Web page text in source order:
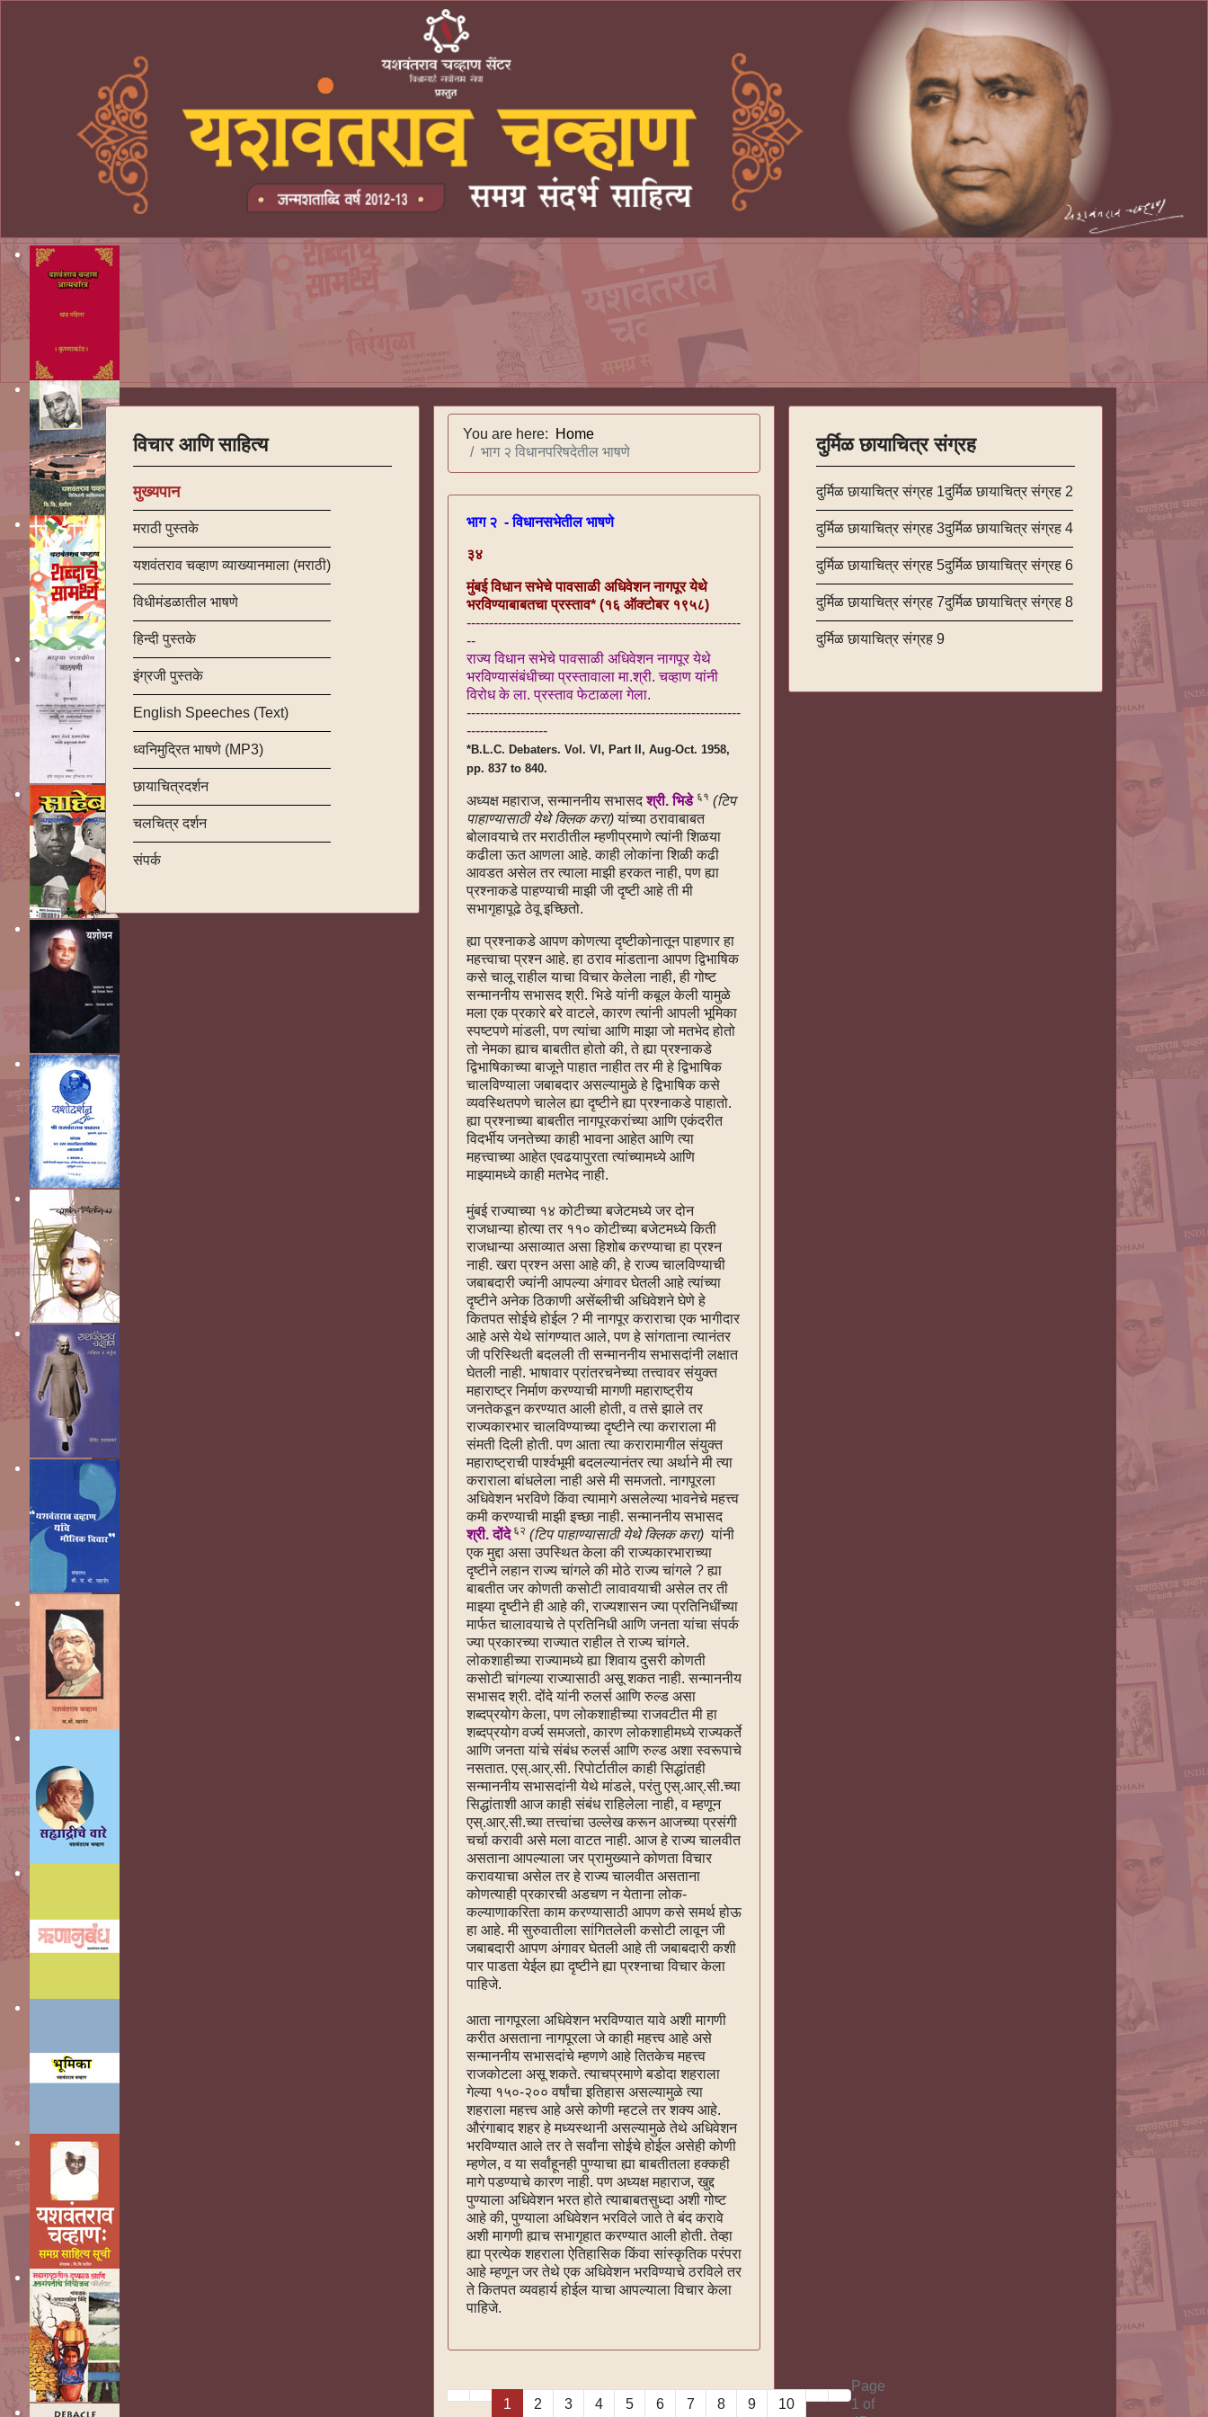
विचार आणि साहित्य
मुख्यपान
मराठी पुस्तके
यशवंतराव चव्हाण व्याख्यानमाला (मराठी)
विधीमंडळातील भाषणे
हिन्दी पुस्तके
इंग्रजी पुस्तके
English Speeches (Text)
ध्वनिमुद्रित भाषणे (MP3)
छायाचित्रदर्शन
चलचित्र दर्शन
संपर्क
You are here:
Home
भाग २ विधानपरिषदेतील भाषणे
भाग २ - विधानसभेतील भाषणे
३४
मुंबई विधान सभेचे पावसाळी अधिवेशन नागपूर येथे
भरविण्याबाबतचा प्रस्ताव* (१६ ऑक्टोबर १९५८)
-------------------------------------------------------------
--
राज्य विधान सभेचे पावसाळी अधिवेशन नागपूर येथे
भरविण्यासंबंधीच्या प्रस्तावाला मा.श्री. चव्हाण यांनी
विरोध के ला. प्रस्ताव फेटाळला गेला.
-------------------------------------------------------------
------------------
*B.L.C. Debaters. Vol. VI, Part II, Aug-Oct. 1958,
pp. 837 to 840.
अध्यक्ष महाराज, सन्माननीय सभासदश्री. भिडे ६१ (टिप
पाहाण्यासाठी येथे क्लिक करा)यांच्या ठरावाबाबत
बोलावयाचे तर मराठीतील म्हणीप्रमाणे त्यांनी शिळया
कढीला ऊत आणला आहे. काही लोकांना शिळी कढी
आवडत असेल तर त्याला माझी हरकत नाही, पण ह्या
प्रश्नाकडे पाहण्याची माझी जी दृष्टी आहे ती मी
सभागृहापूढे ठेवू इच्छितो.
ह्या प्रश्नाकडे आपण कोणत्या दृष्टीकोनातून पाहणार हा
महत्त्वाचा प्रश्न आहे. हा ठराव मांडताना आपण द्विभाषिक
कसे चालू राहील याचा विचार केलेला नाही, ही गोष्ट
सन्माननीय सभासद श्री. भिडे यांनी कबूल केली यामुळे
मला एक प्रकारे बरे वाटले, कारण त्यांनी आपली भूमिका
स्पष्टपणे मांडली, पण त्यांचा आणि माझा जो मतभेद होतो
तो नेमका ह्याच बाबतीत होतो की, ते ह्या प्रश्नाकडे
द्विभाषिकाच्या बाजूने पाहात नाहीत तर मी हे द्विभाषिक
चालविण्याला जबाबदार असल्यामुळे हे द्विभाषिक कसे
व्यवस्थितपणे चालेल ह्या दृष्टीने ह्या प्रश्नाकडे पाहातो.
ह्या प्रश्नाच्या बाबतीत नागपूरकरांच्या आणि एकंदरीत
विदर्भीय जनतेच्या काही भावना आहेत आणि त्या
महत्त्वाच्या आहेत एवढयापुरता त्यांच्यामध्ये आणि
माझ्यामध्ये काही मतभेद नाही.
मुंबई राज्याच्या १४ कोटीच्या बजेटमध्ये जर दोन
राजधान्या होत्या तर ११० कोटीच्या बजेटमध्ये किती
राजधान्या असाव्यात असा हिशोब करण्याचा हा प्रश्न
नाही. खरा प्रश्न असा आहे की, हे राज्य चालविण्याची
जबाबदारी ज्यांनी आपल्या अंगावर घेतली आहे त्यांच्या
दृष्टीने अनेक ठिकाणी असेंब्लीची अधिवेशने घेणे हे
कितपत सोईचे होईल ? मी नागपूर कराराचा एक भागीदार
आहे असे येथे सांगण्यात आले, पण हे सांगताना त्यानंतर
जी परिस्थिती बदलली ती सन्माननीय सभासदांनी लक्षात
घेतली नाही. भाषावार प्रांतरचनेच्या तत्त्वावर संयुक्त
महाराष्ट्र निर्माण करण्याची मागणी महाराष्ट्रीय
जनतेकडून करण्यात आली होती, व तसे झाले तर
राज्यकारभार चालविण्याच्या दृष्टीने त्या कराराला मी
संमती दिली होती. पण आता त्या करारामागील संयुक्त
महाराष्ट्राची पार्श्वभूमी बदलल्यानंतर त्या अर्थाने मी त्या
कराराला बांधलेला नाही असे मी समजतो. नागपूरला
अधिवेशन भरविणे किंवा त्यामागे असलेल्या भावनेचे महत्त्व
कमी करण्याची माझी इच्छा नाही. सन्माननीय सभासद
श्री. दोंदे६२ (टिप पाहाण्यासाठी येथे क्लिक करा) यांनी
एक मुद्दा असा उपस्थित केला की राज्यकारभाराच्या
दृष्टीने लहान राज्य चांगले की मोठे राज्य चांगले ? ह्या
बाबतीत जर कोणती कसोटी लावावयाची असेल तर ती
माझ्या दृष्टीने ही आहे की, राज्यशासन ज्या प्रतिनिधींच्या
मार्फत चालावयाचे ते प्रतिनिधी आणि जनता यांचा संपर्क
ज्या प्रकारच्या राज्यात राहील ते राज्य चांगले.
लोकशाहीच्या राज्यामध्ये ह्या शिवाय दुसरी कोणती
कसोटी चांगल्या राज्यासाठी असू शकत नाही. सन्माननीय
सभासद श्री. दोंदे यांनी रुलर्स आणि रुल्ड असा
शब्दप्रयोग केला, पण लोकशाहीच्या राजवटीत मी हा
शब्दप्रयोग वर्ज्य समजतो, कारण लोकशाहीमध्ये राज्यकर्ते
आणि जनता यांचे संबंध रुलर्स आणि रुल्ड अशा स्वरूपाचे
नसतात. एस्.आर्.सी. रिपोर्टातील काही सिद्धांतही
सन्माननीय सभासदांनी येथे मांडले, परंतु एस्.आर्.सी.च्या
सिद्धांताशी आज काही संबंध राहिलेला नाही, व म्हणून
एस्.आर्.सी.च्या तत्त्वांचा उल्लेख करून आजच्या प्रसंगी
चर्चा करावी असे मला वाटत नाही. आज हे राज्य चालवीत
असताना आपल्याला जर प्रामुख्याने कोणता विचार
करावयाचा असेल तर हे राज्य चालवीत असताना
कोणत्याही प्रकारची अडचण न येताना लोक-
कल्याणाकरिता काम करण्यासाठी आपण कसे समर्थ होऊ
हा आहे. मी सुरुवातीला सांगितलेली कसोटी लावून जी
जबाबदारी आपण अंगावर घेतली आहे ती जबाबदारी कशी
पार पाडता येईल ह्या दृष्टीने ह्या प्रश्नाचा विचार केला
पाहिजे.
आता नागपूरला अधिवेशन भरविण्यात यावे अशी मागणी
करीत असताना नागपूरला जे काही महत्त्व आहे असे
सन्माननीय सभासदांचे म्हणणे आहे तितकेच महत्त्व
राजकोटला असू शकते. त्याचप्रमाणे बडोदा शहराला
गेल्या १५०-२०० वर्षांचा इतिहास असल्यामुळे त्या
शहराला महत्त्व आहे असे कोणी म्हटले तर शक्य आहे.
औरंगाबाद शहर हे मध्यस्थानी असल्यामुळे तेथे अधिवेशन
भरविण्यात आले तर ते सर्वांना सोईचे होईल असेही कोणी
म्हणेल, व या सर्वांहूनही पुण्याचा ह्या बाबतीतला हक्कही
मागे पडण्याचे कारण नाही. पण अध्यक्ष महाराज, खुद्द
पुण्याला अधिवेशन भरत होते त्याबाबतसुध्दा अशी गोष्ट
आहे की, पुण्याला अधिवेशन भरविले जाते ते बंद करावे
अशी मागणी ह्याच सभागृहात करण्यात आली होती. तेव्हा
ह्या प्रत्येक शहराला ऐतिहासिक किंवा सांस्कृतिक परंपरा
आहे म्हणून जर तेथे एक अधिवेशन भरविण्याचे ठरविले तर
ते कितपत व्यवहार्य होईल याचा आपल्याला विचार केला
पाहिजे.
1 2 3 4 5 6 7 8 9 10
Page
1 of
दुर्मिळ छायाचित्र संग्रह
दुर्मिळ छायाचित्र संग्रह 1दुर्मिळ छायाचित्र संग्रह 2
दुर्मिळ छायाचित्र संग्रह 3दुर्मिळ छायाचित्र संग्रह 4
दुर्मिळ छायाचित्र संग्रह 5दुर्मिळ छायाचित्र संग्रह 6
दुर्मिळ छायाचित्र संग्रह 7दुर्मिळ छायाचित्र संग्रह 8
दुर्मिळ छायाचित्र संग्रह 9